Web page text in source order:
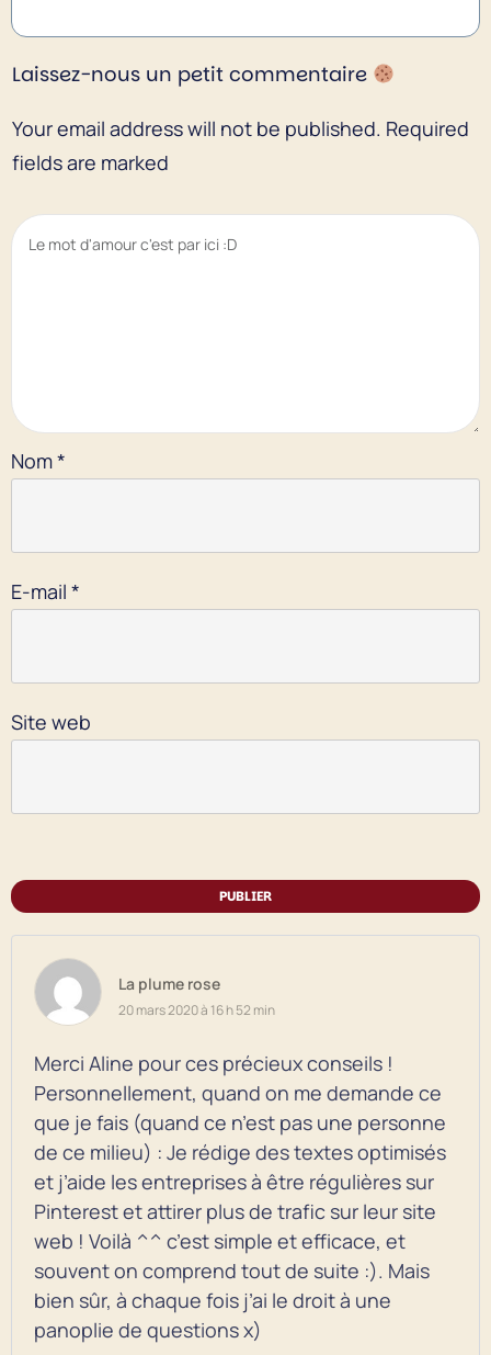
Laissez-nous un petit commentaire
Your email address will not be published. Required
fields are marked
Nom*
E-mail *
Site web
PUBLIER
La plume rose
20 mars 2020 à 16 h 52 min
Merci Aline pour ces précieux conseils !
Personnellement, quand on me demande ce
que je fais (quand ce n’est pas une personne
de ce milieu) : Je rédige des textes optimisés
et j’aide les entreprises à être régulières sur
Pinterest et attirer plus de trafic sur leur site
web ! Voilà ^^ c’est simple et efficace, et
souvent on comprend tout de suite :). Mais
bien sûr, à chaque fois j’ai le droit à une
panoplie de questions x)